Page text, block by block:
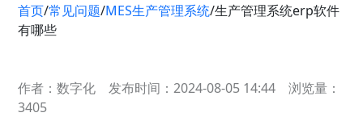
首页/常见问题/MES生产管理系统/生产管理系统erp软件
有哪些
作者：数字化 发布时间：2024-08-05 14:44
浏览量：
3405